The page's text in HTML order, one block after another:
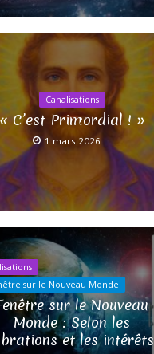
Canalisations
« C’est Primordial ! »
1 mars 2026
sur le Nouveau Monde
sur le Nouveau
Monde : Selon les
et les intérêts